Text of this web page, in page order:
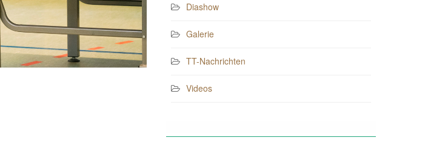
Diashow
Galerie
TT-Nachrichten
Videos